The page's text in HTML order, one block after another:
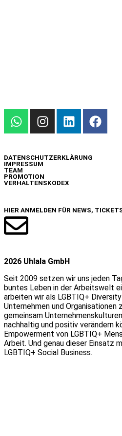
DATENSCHUTZERKLÄRUNG
IMPRESSUM
TEAM
PROMOTION
VERHALTENSKODEX
HIER ANMELDEN FÜR NEWS,
2026 Uhlala GmbH
Seit 2009 setzen wir uns jeden
buntes Leben in der Arbeitswelt
arbeiten wir als LGBTIQ+
Unternehmen und Organisationen
gemeinsam
nachhaltig und positiv verändern
Empowerment von LGBTIQ+
Arbeit. Und genau dieser Einsatz
LGBTIQ+ Social Business.